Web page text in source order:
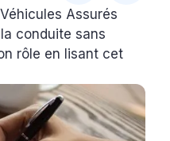
Assurés
conduite sans
rôle en lisant cet